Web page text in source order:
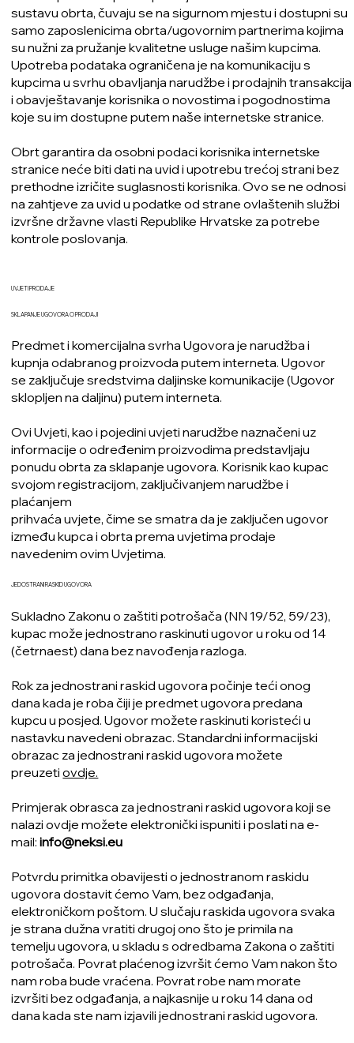
sustavu obrta, čuvaju se na sigurnom mjestu i dostupni su
samo zaposlenicima obrta/ugovornim partnerima kojima
su nužni za pružanje kvalitetne usluge našim kupcima.
Upotreba podataka ograničena je na komunikaciju s
kupcima u svrhu obavljanja narudžbe i prodajnih transakcija
i obavještavanje korisnika o novostima i pogodnostima
koje su im dostupne putem naše internetske stranice.
Obrt garantira da osobni podaci korisnika internetske
stranice neće biti dati na uvid i upotrebu trećoj strani bez
prethodne izričite suglasnosti korisnika. Ovo se ne odnosi
na zahtjeve za uvid u podatke od strane ovlaštenih službi
izvršne državne vlasti Republike Hrvatske za potrebe
kontrole poslovanja.
UVJETI PRODAJE
SKLAPANJE UGOVORA O PRODAJI
Predmet i komercijalna svrha Ugovora je narudžba i
kupnja odabranog proizvoda putem interneta. Ugovor
se zaključuje sredstvima daljinske komunikacije (Ugovor
sklopljen na daljinu) putem interneta.
Ovi Uvjeti, kao i pojedini uvjeti narudžbe naznačeni uz
informacije o određenim proizvodima predstavljaju
ponudu obrta za sklapanje ugovora. Korisnik kao kupac
svojom registracijom, zaključivanjem narudžbe i
plaćanjem
prihvaća uvjete, čime se smatra da je zaključen ugovor
između kupca i obrta prema uvjetima prodaje
navedenim ovim Uvjetima.
JEDOSTRANI RASKID UGOVORA
Sukladno Zakonu o zaštiti potrošača (NN 19/52, 59/23),
kupac može jednostrano raskinuti ugovor u roku od 14
(četrnaest) dana bez navođenja razloga.
Rok za jednostrani raskid ugovora počinje teći onog
dana kada je roba čiji je predmet ugovora predana
kupcu u posjed. Ugovor možete raskinuti koristeći u
nastavku navedeni obrazac. Standardni informacijski
obrazac za jednostrani raskid ugovora možete
preuzetiovdje.
Primjerak obrasca za jednostrani raskid ugovora koji se
nalazi ovdje možete elektronički ispuniti i poslati na e-
mail:info@neksi.eu
Potvrdu primitka obavijesti o jednostranom raskidu
ugovora dostavit ćemo Vam, bez odgađanja,
elektroničkom poštom. U slučaju raskida ugovora svaka
je strana dužna vratiti drugoj ono što je primila na
temelju ugovora, u skladu s odredbama Zakona o zaštiti
potrošača. Povrat plaćenog izvršit ćemo Vam nakon što
nam roba bude vraćena. Povrat robe nam morate
izvršiti bez odgađanja, a najkasnije u roku 14 dana od
dana kada ste nam izjavili jednostrani raskid ugovora.